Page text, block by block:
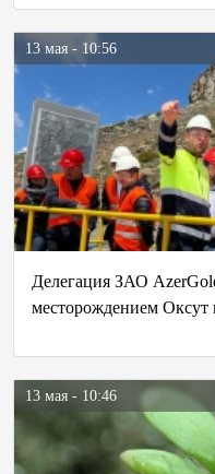
13 мая - 10:56
Делегация ЗАО
месторождением Оксут
13 мая - 10:46